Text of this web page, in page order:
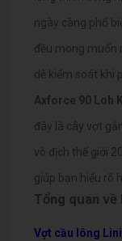
ngày càng phổ
đều mong muốn
dễ kiểm soát khi
Axforce 90 Loh
đây là cây vợt
vô địch thế giới
giúp bạn hiểu rõ
Tổng quan
Vợt cầu lông